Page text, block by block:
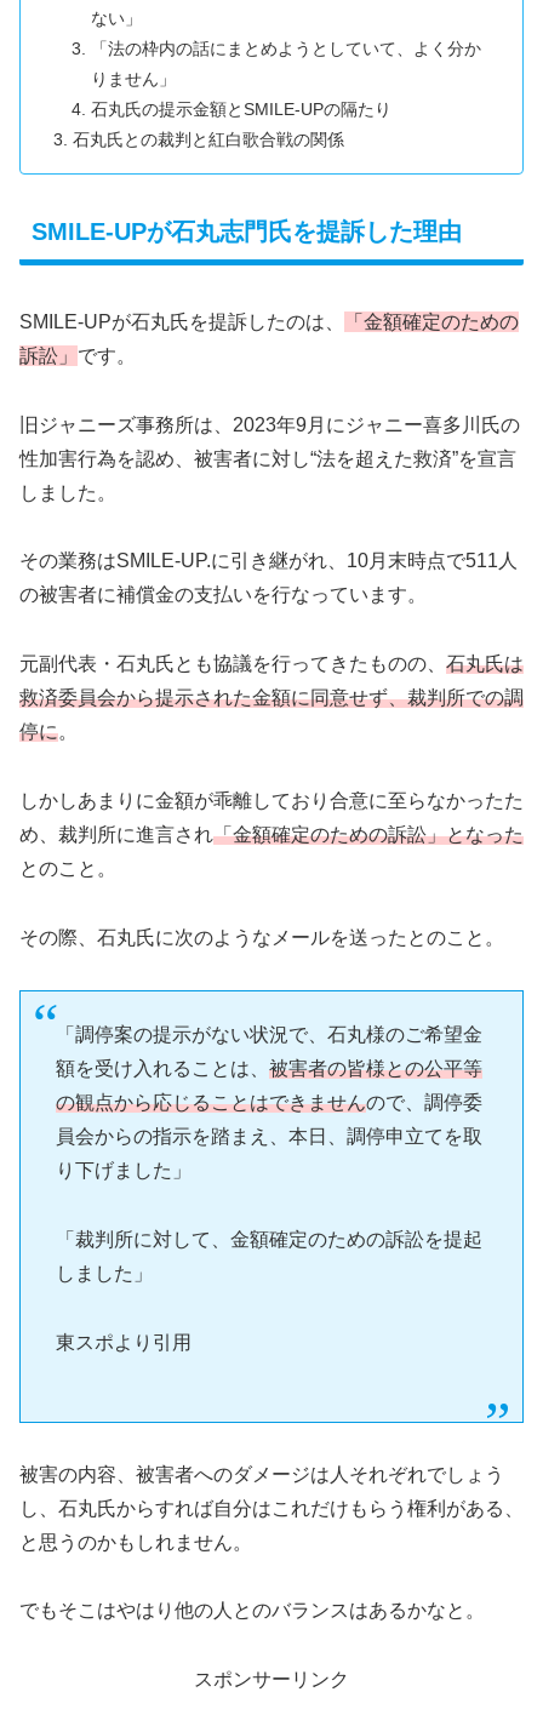
ない」
「法の枠内の話にまとめようとしていて、よく分か
りません」
石丸氏の提示金額とSMILE-UPの隔たり
石丸氏との裁判と紅白歌合戦の関係
SMILE-UPが石丸志門氏を提訴した理由
SMILE-UPが石丸氏を提訴したのは、
「金額確定のための
訴訟」 です。
旧ジャニーズ事務所は、2023年9月にジャニー喜多川氏の
性加害行為を認め、被害者に対し“法を超えた救済”を宣言
しました。
その業務はSMILE-UP.に引き継がれ、10月末時点で511人
の被害者に補償金の支払いを行なっています。
元副代表・石丸氏とも協議を行ってきたものの、 石丸氏は
救済委員会から提示された金額に同意せず、裁判所での調
停に。
しかしあまりに金額が乖離しており合意に至らなかったた
め、裁判所に進言され「金額確定のための訴訟」となった
とのこと。
その際、石丸氏に次のようなメールを送ったとのこと。
「調停案の提示がない状況で、石丸様のご希望金
額を受け入れることは、 被害者の皆様との公平等
の観点から応じることはできませんので、調停委
員会からの指示を踏まえ、本日、調停申立てを取
り下げました」
「裁判所に対して、金額確定のための訴訟を提起
しました」
東スポより引用
被害の内容、被害者へのダメージは人それぞれでしょう
し、石丸氏からすれば自分はこれだけもらう権利がある、
と思うのかもしれません。
でもそこはやはり他の人とのバランスはあるかなと。
スポンサーリンク